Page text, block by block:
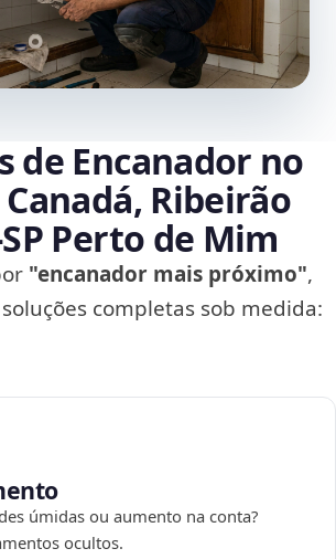
de Encanador no
Ribeirão
Perto de Mim
"encanador mais próximo",
completas sob medida:
úmidas ou aumento na conta?
ocultos.